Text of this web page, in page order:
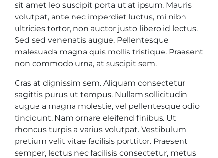
sit amet leo suscipit porta ut at ipsum. Mauris
volutpat, ante nec imperdiet luctus, mi nibh
ultricies tortor, non auctor justo libero id lectus.
Sed sed venenatis augue. Pellentesque
malesuada magna quis mollis tristique. Praesent
non commodo urna, at suscipit sem.
Cras at dignissim sem. Aliquam consectetur
sagittis purus ut tempus. Nullam sollicitudin
augue a magna molestie, vel pellentesque odio
tincidunt. Nam ornare eleifend finibus. Ut
rhoncus turpis a varius volutpat. Vestibulum
pretium velit vitae facilisis porttitor. Praesent
semper, lectus nec facilisis consectetur, metus